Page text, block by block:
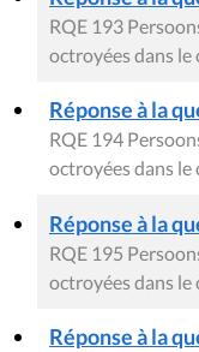
RQE 193
octroyées dans
Réponse à la
RQE 194
octroyées dans
Réponse à la
RQE 195
octroyées dans
Réponse à la